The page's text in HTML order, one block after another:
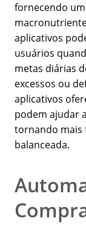
fornecendo
aplicativos
usuários
metas diárias
excessos ou
aplicativos
podem ajudar
tornando mais
balanceada.